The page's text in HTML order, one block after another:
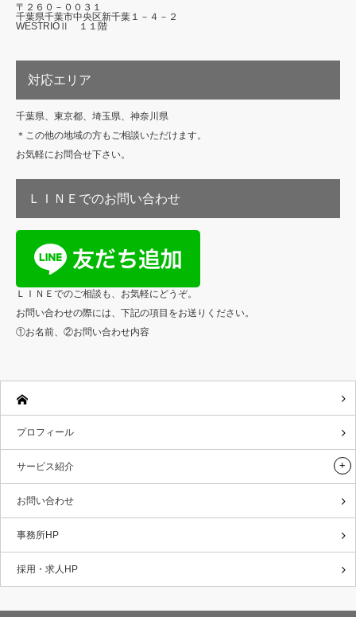
〒２６０－００３１
千葉県千葉市中央区新千葉１－４－２
WESTRIOⅡ １１階
対応エリア
千葉県、東京都、埼玉県、神奈川県
＊この他の地域の方もご相談いただけます。
お気軽にお問合せ下さい。
ＬＩＮＥでのお問い合わせ
ＬＩＮＥでのご相談も、お気軽にどうぞ。
お問い合わせの際には、下記の項目をお送りください。
①お名前、②お問い合わせ内容
プロフィール
サービス紹介
お問い合わせ
事務所HP
採用・求人HP